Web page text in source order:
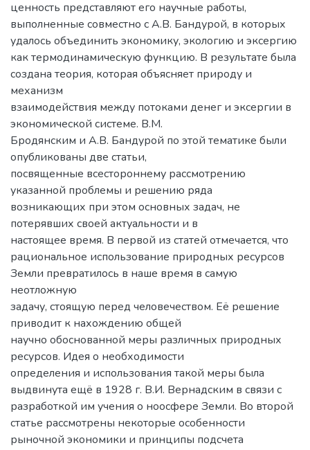
ценность представляют его научные работы,
выполненные совместно с А.В. Бандурой, в которых
удалось объединить экономику, экологию и эксергию
как термодинамическую функцию. В результате была
создана теория, которая объясняет природу и
механизм
взаимодействия между потоками денег и эксергии в
экономической системе. В.М.
Бродянским и А.В. Бандурой по этой тематике были
опубликованы две статьи,
посвященные всестороннему рассмотрению
указанной проблемы и решению ряда
возникающих при этом основных задач, не
потерявших своей актуальности и в
настоящее время. В первой из статей отмечается, что
рациональное использование природных ресурсов
Земли превратилось в наше время в самую
неотложную
задачу, стоящую перед человечеством. Её решение
приводит к нахождению общей
научно обоснованной меры различных природных
ресурсов. Идея о необходимости
определения и использования такой меры была
выдвинута ещё в 1928 г. В.И. Вернадским в связи с
разработкой им учения о ноосфере Земли. Во второй
статье рассмотрены некоторые особенности
рыночной экономики и принципы подсчета